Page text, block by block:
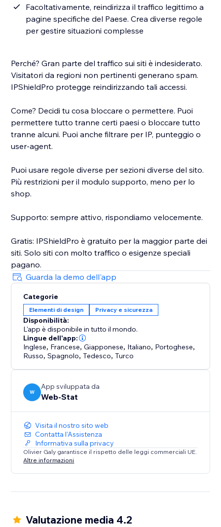
Facoltativamente, reindirizza il traffico legittimo a
pagine specifiche del Paese. Crea diverse regole
per gestire situazioni complesse
Perché? Gran parte del traffico sui siti è indesiderato.
Visitatori da regioni non pertinenti generano spam.
IPShieldPro protegge reindirizzando tali accessi.
Come? Decidi tu cosa bloccare o permettere. Puoi
permettere tutto tranne certi paesi o bloccare tutto
tranne alcuni. Puoi anche filtrare per IP, punteggio o
user-agent.
Puoi usare regole diverse per sezioni diverse del sito.
Più restrizioni per il modulo supporto, meno per lo
shop.
Supporto: sempre attivo, rispondiamo velocemente.
Gratis: IPShieldPro è gratuito per la maggior parte dei
siti. Solo siti con molto traffico o esigenze speciali
pagano.
Guarda la demo dell'app
Categorie
Elementi di design Privacy e sicurezza
Disponibilità:
L'app è disponibile in tutto il mondo.
Lingue dell'app:
Inglese, Francese,Giapponese, Italiano, Portoghese,
Russo,Spagnolo,Tedesco,Turco
W
App sviluppata da
Web-Stat
Visita il nostro sito web
Contatta l'Assistenza
Informativa sulla privacy
Olivier Galy garantisce il rispetto delle leggi commerciali UE.
Altre informazioni
Valutazione media 4.2